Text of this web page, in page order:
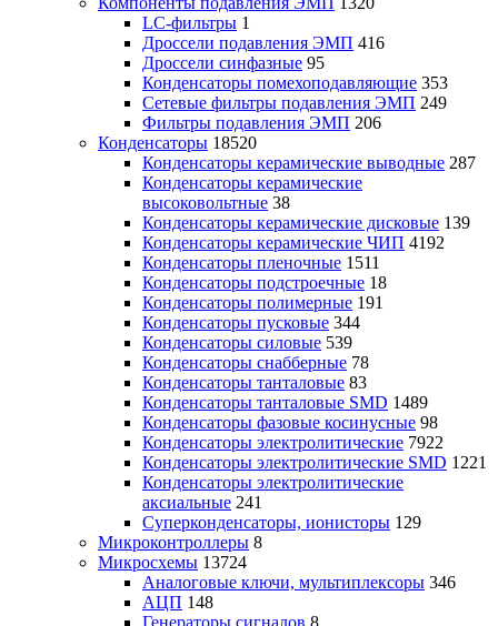
LC-фильтры 1
Дроссели подавления ЭМП 416
Дроссели синфазные 95
Конденсаторы помехоподавляющие 353
Сетевые фильтры подавления ЭМП 249
Фильтры подавления ЭМП 206
Конденсаторы 18520
Конденсаторы керамические выводные 287
Конденсаторы керамические
высоковольтные 38
Конденсаторы керамические дисковые 139
Конденсаторы керамические ЧИП 4192
Конденсаторы пленочные 1511
Конденсаторы подстроечные 18
Конденсаторы полимерные 191
Конденсаторы пусковые 344
Конденсаторы силовые 539
Конденсаторы снабберные 78
Конденсаторы танталовые 83
Конденсаторы танталовые SMD 1489
Конденсаторы фазовые косинусные 98
Конденсаторы электролитические 7922
Конденсаторы электролитические SMD 1221
Конденсаторы электролитические
аксиальные 241
Суперконденсаторы, ионисторы 129
Микроконтроллеры 8
Микросхемы 13724
Аналоговые ключи, мультиплексоры 346
АЦП 148
Генераторы сигналов 8